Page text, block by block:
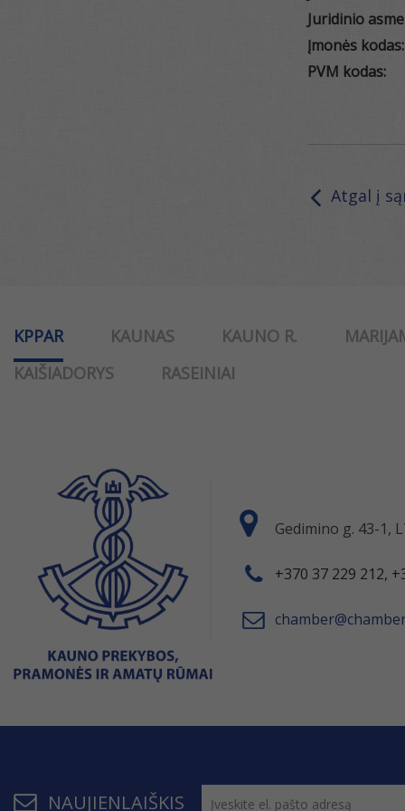
Juridinio
Įmonės kodas:
PVM kodas:
Atgal į
KPPAR KAUNAS KAUNO R.
KAIŠIADORYS
RASEINIAI
Gedimino g. 43-1,
+370 37 229 212,
NAUJIENLAIŠKIS